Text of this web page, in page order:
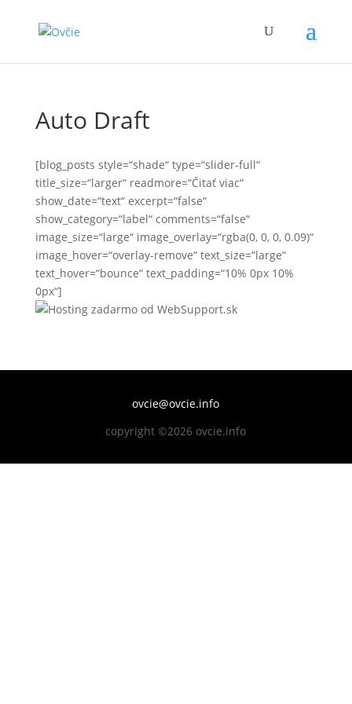
Auto Draft
[blog_posts style=“shade“ type=“slider-full“
title_size=“larger“ readmore=“Čitať viac“
show_date=“text“ excerpt=“false“
show_category=“label“ comments=“false“
image_size=“large“ image_overlay=“rgba(0, 0, 0, 0.09)“
image_hover=“overlay-remove“ text_size=“large“
text_hover=“bounce“ text_padding=“10% 0px 10%
0px“]
ovcie@ovcie.info
copyright ©2026 ovcie.info